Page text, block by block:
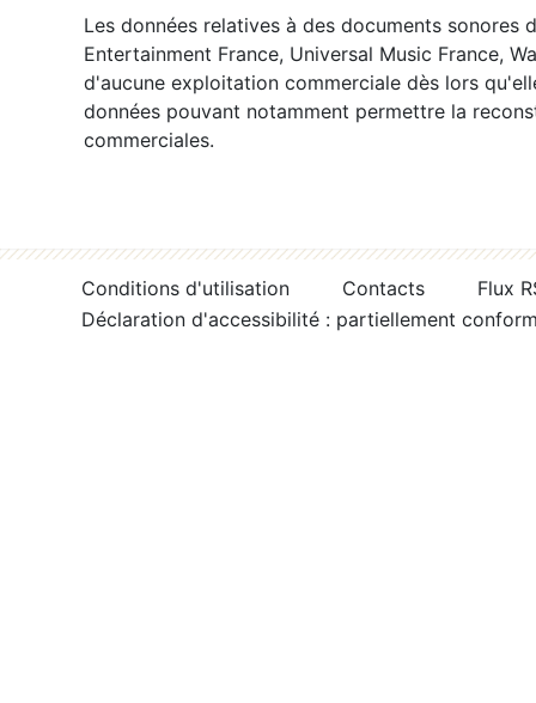
Les données relatives à des documents sonores
Entertainment France, Universal Music France,
d'aucune exploitation commerciale dès lors
données pouvant notamment permettre la
commerciales.
Conditions d'utilisation Contacts
Flux
Déclaration d'accessibilité : partiellement